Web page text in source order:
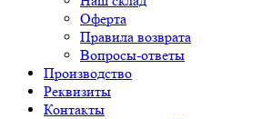
Оферта
Правила возврата
Вопросы-ответы
Производство
Реквизиты
Контакты